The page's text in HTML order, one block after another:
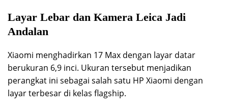
Layar Lebar dan Kamera Leica Jadi
Andalan
Xiaomi menghadirkan 17 Max dengan layar datar
berukuran 6,9 inci. Ukuran tersebut menjadikan
perangkat ini sebagai salah satu HP Xiaomi dengan
layar terbesar di kelas flagship.